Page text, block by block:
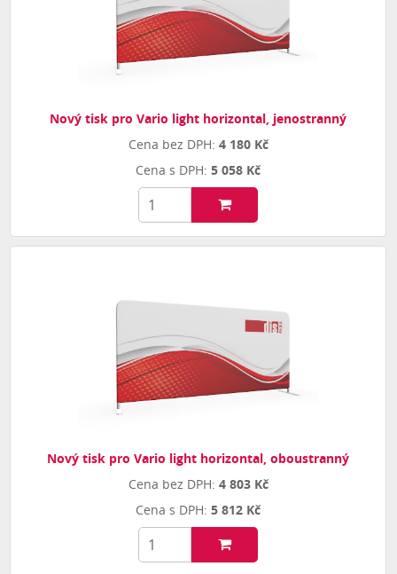
Nový tisk pro Vario light horizontal, jenostranný
4 180 Kč
5 058 Kč
Nový tisk pro Vario light horizontal, oboustranný
4 803 Kč
5 812 Kč